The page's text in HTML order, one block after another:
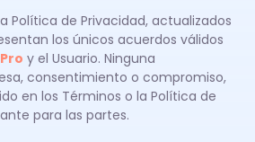
Política de Privacidad, actualizados
los únicos acuerdos válidos
y el Usuario. Ninguna
consentimiento o compromiso,
en los Términos o la Política de
para las partes.